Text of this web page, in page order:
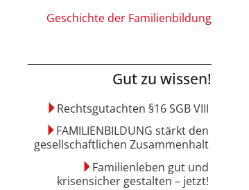
Geschichte der Familienbildung
Gut zu wissen!
Rechtsgutachten §16 SGB VIII
FAMILIENBILDUNG stärkt den
gesellschaftlichen Zusammenhalt
Familienleben gut und
krisensicher gestalten – jetzt!